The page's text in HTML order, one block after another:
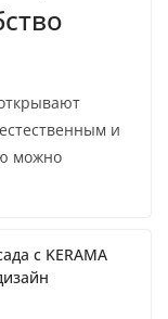
и
можно
с KERAMA